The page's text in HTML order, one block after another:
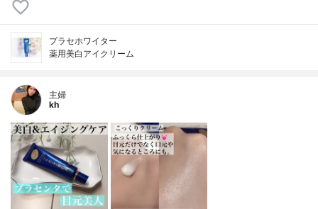
プラセホワイター
薬用美白アイクリーム
主婦
kh